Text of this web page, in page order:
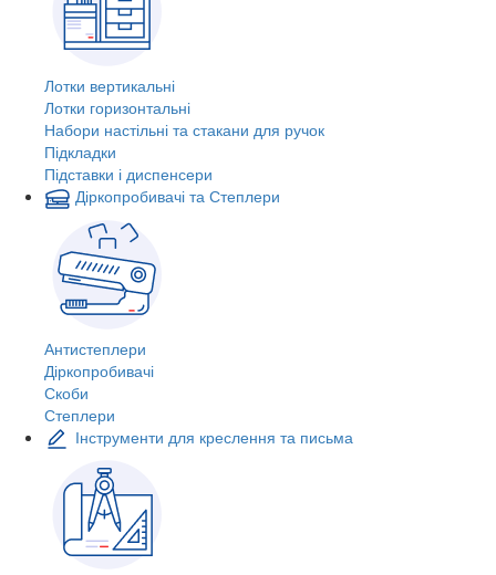
Лотки вертикальні
Лотки горизонтальні
Набори настільні та стакани для ручок
Підкладки
Підставки і диспенсери
Діркопробивачі та Степлери
Антистеплери
Діркопробивачі
Скоби
Степлери
Інструменти для креслення та письма